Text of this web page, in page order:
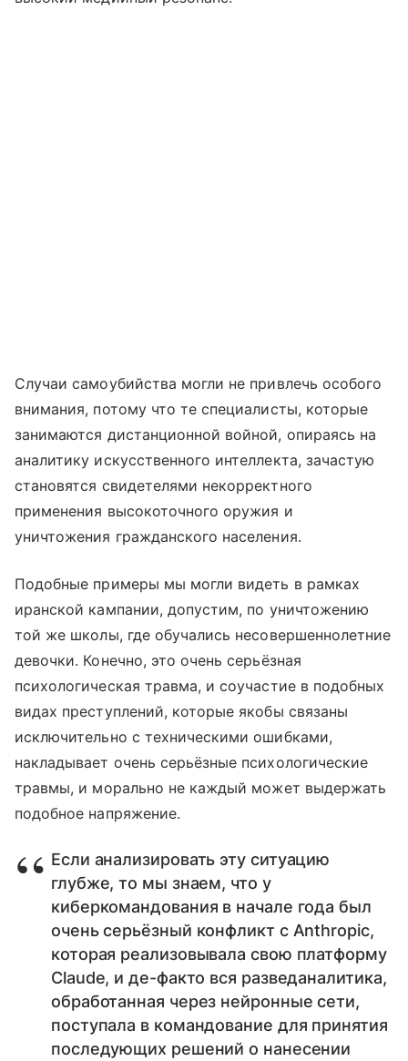
Случаи самоубийства могли не привлечь особого
внимания, потому что те специалисты, которые
занимаются дистанционной войной, опираясь на
аналитику искусственного интеллекта, зачастую
становятся свидетелями некорректного
применения высокоточного оружия и
уничтожения гражданского населения.
Подобные примеры мы могли видеть в рамках
иранской кампании, допустим, по уничтожению
той же школы, где обучались несовершеннолетние
девочки. Конечно, это очень серьёзная
психологическая травма, и соучастие в подобных
видах преступлений, которые якобы связаны
исключительно с техническими ошибками,
накладывает очень серьёзные психологические
травмы, и морально не каждый может выдержать
подобное напряжение.
Если анализировать эту ситуацию
глубже, то мы знаем, что у
киберкомандования в начале года был
очень серьёзный конфликт с Anthropic,
которая реализовывала свою платформу
Claude, и де-факто вся разведаналитика,
обработанная через нейронные сети,
поступала в командование для принятия
последующих решений о нанесении